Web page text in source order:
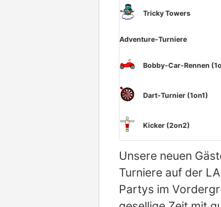
Tricky Towers
Adventure-Turniere
Bobby-Car-Rennen
Dart-Turnier (1on1)
Kicker (2on2)
Unsere neuen
Turniere auf der
Partys im